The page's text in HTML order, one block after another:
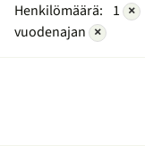
Henkilömäärä: 1 ×
vuodenajan ×